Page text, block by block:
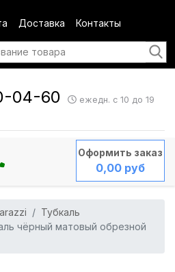
Доставка Контакты
04-60 ежедн. с 10 до 19
Оформить заказ
0,00 руб
Тубкаль
чёрный матовый обрезной